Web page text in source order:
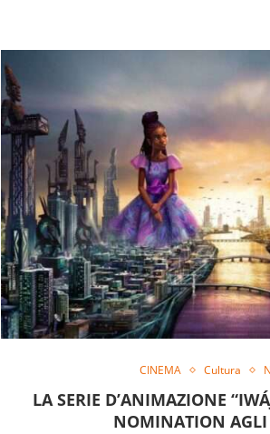
CINEMA Cultura
LA SERIE D’ANIMAZIONE
NOMINATION